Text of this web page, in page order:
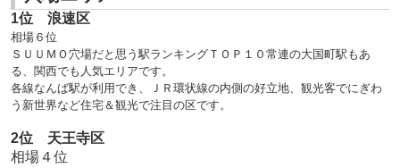
1位 浪速区
相場６位
ＳＵＵＭＯ穴場だと思う駅ランキングＴＯＰ１０常連の大国町駅もあ
る、関西でも人気エリアです。
各線なんば駅が利用でき、ＪＲ環状線の内側の好立地、観光客でにぎわ
う新世界など住宅＆観光で注目の区です。
2位 天王寺区
相場４位